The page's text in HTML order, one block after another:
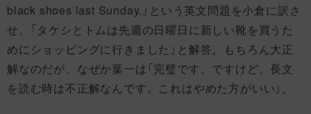
black shoes last Sunday.」という英文問題を小倉に訳さ
せ、「タケシとトムは先週の日曜日に新しい靴を買うた
めにショッピングに行きました」と解答。もちろん大正
解なのだが、なぜか葉一は「完璧です。ですけど、長文
を読む時は不正解なんです。これはやめた方がいい」。